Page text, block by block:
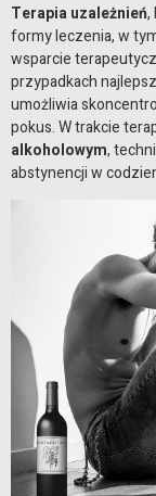
Terapia uzależnień,
formy leczenia, w
wsparcie
przypadkach
umożliwia
pokus. W trakcie
alkoholowym,
abstynencji w